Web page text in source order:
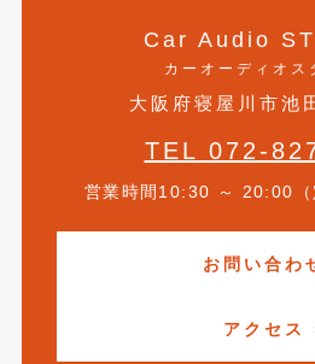
Car Audio
カーオーディオス
大阪府寝屋川市池
TEL 072-
営業時間10:30 ～ 20:00（
お問い合わ
アクセス